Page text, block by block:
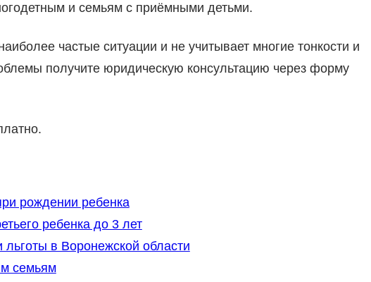
и семьям с приёмными детьми.
частые ситуации и не учитывает многие тонкости и
получите юридическую консультацию через форму
рождении ребенка
ребенка до 3 лет
в Воронежской области
семьям